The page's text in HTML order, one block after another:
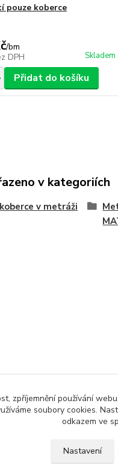
pouze koberce
/bm
DPH Skladem
Přidat do košíku
v kategoriích
v metráži
zpříjemnění používání
soubory cookies.
odkazem ve
Nastavení